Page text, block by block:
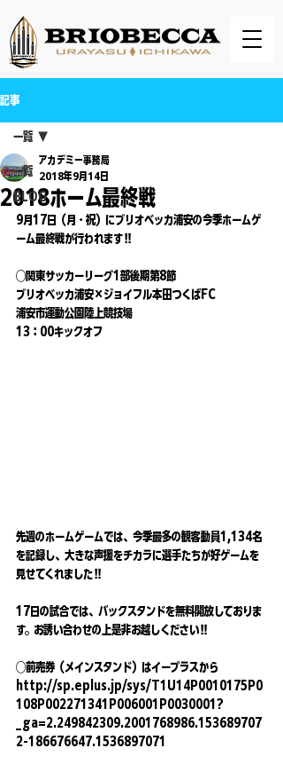
記事
一覧
BLOG
一覧
2018ホーム最終戦
アカデミー事務局
2018年9月14日
9月17日（月・祝）にブリオベッカ浦安の今季ホームゲ
ーム最終戦が行われます‼️
◯関東サッカーリーグ1部後期第8節
ブリオベッカ浦安×ジョイフル本田つくばFC
浦安市運動公園陸上競技場
13：00キックオフ
先週のホームゲームでは、今季最多の観客動員1,134名
を記録し、大きな声援をチカラに選手たちが好ゲームを
見せてくれました‼️
17日の試合では、バックスタンドを無料開放しておりま
す。お誘い合わせの上是非お越しください‼️
◯前売券（メインスタンド）はイープラスから
http://sp.eplus.jp/sys/T1U14P0010175P0
108P002271341P006001P0030001?
_ga=2.249842309.2001768986.153689707
2-186676647.1536897071